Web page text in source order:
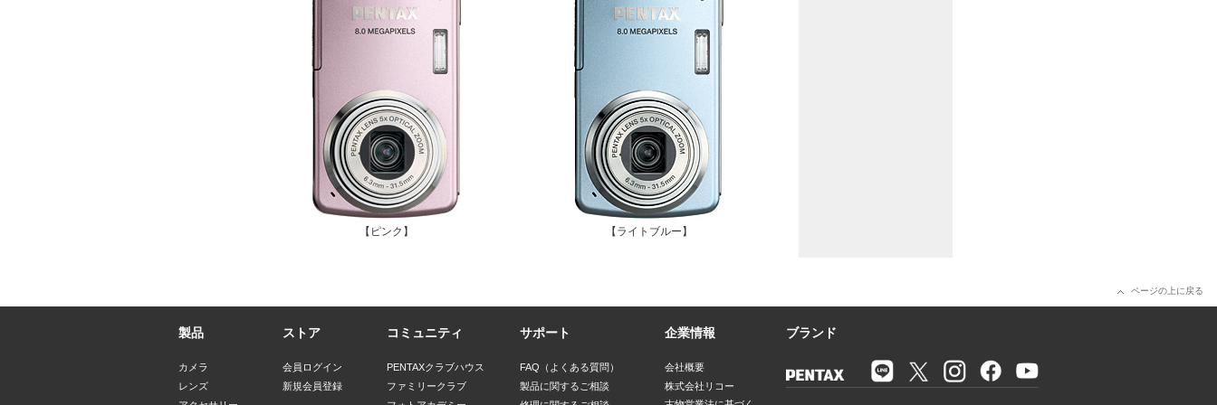
【ピンク】 【ライトブルー】
ページの上に戻る
製品
カメラ
レンズ
ストア
会員ログイン
新規会員登録
コミュニティ
PENTAXクラブハウス
ファミリークラブ
サポート
FAQ（よくある質問）
製品に関するご相談
企業情報
会社概要
株式会社リコー
ブランド